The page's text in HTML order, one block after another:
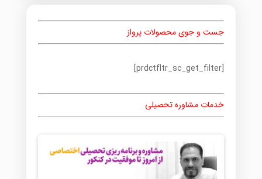
جست و جوی محصولات پرواز
[prdctfltr_sc_get_filter]
خدمات مشاوره تحصیلی